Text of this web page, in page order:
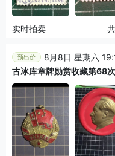
实时拍卖
预出价
8月8日 星期六
古冰库章牌勋赏收藏第68